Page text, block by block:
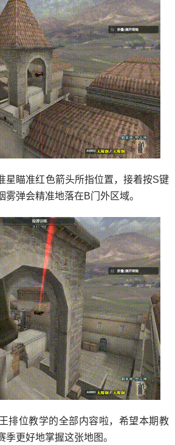
星瞄准红色箭头所指位置，接着按S键
雾弹会精准地落在B门外区域。
排位教学的全部内容啦，希望本期教
季更好地掌握这张地图。